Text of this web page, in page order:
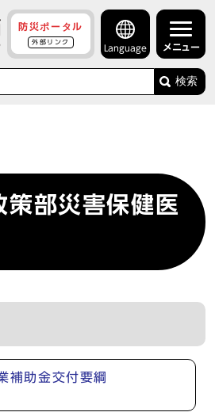
防災ポータル
外部リンク
Language メニュー
検索
策部災害保健医
補助金交付要綱